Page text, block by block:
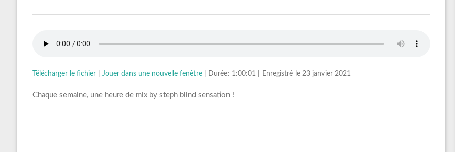
Télécharger le fichier| Jouer dans une nouvelle fenêtre| Durée: 1:00:01 Enregistré le 23 janvier 2021
Chaque semaine, une heure de mix by steph blind sensation !